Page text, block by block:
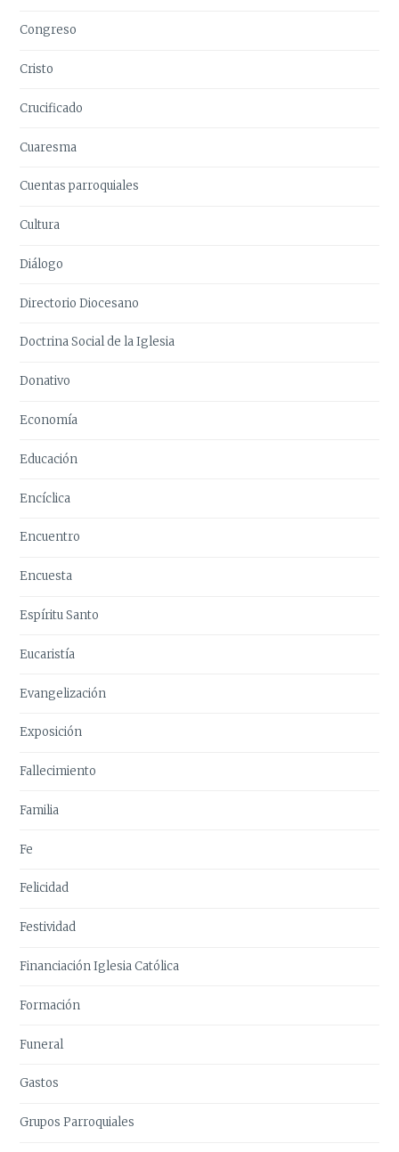
Congreso
Cristo
Crucificado
Cuaresma
Cuentas parroquiales
Cultura
Diálogo
Directorio Diocesano
Doctrina Social de la Iglesia
Donativo
Economía
Educación
Encíclica
Encuentro
Encuesta
Espíritu Santo
Eucaristía
Evangelización
Exposición
Fallecimiento
Familia
Fe
Felicidad
Festividad
Financiación Iglesia Católica
Formación
Funeral
Gastos
Grupos Parroquiales